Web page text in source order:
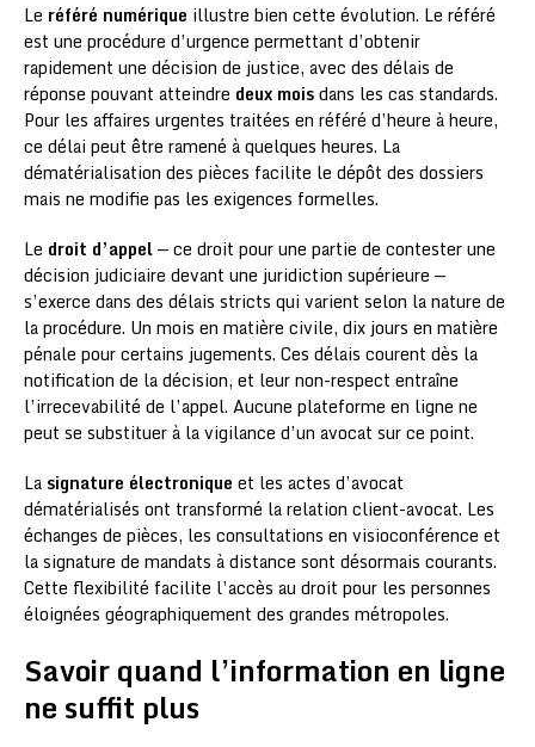
Le référé numérique illustre bien cette évolution. Le référé
est une procédure d’urgence permettant d’obtenir
rapidement une décision de justice, avec des délais de
réponse pouvant atteindre deux moisdans les cas standards.
Pour les affaires urgentes traitées en référé d’heure à heure,
ce délai peut être ramené à quelques heures. La
dématérialisation des pièces facilite le dépôt des dossiers
mais ne modifie pas les exigences formelles.
Le droit d’appel— ce droit pour une partie de contester une
décision judiciaire devant une juridiction supérieure —
s’exerce dans des délais stricts qui varient selon la nature de
la procédure. Un mois en matière civile, dix jours en matière
pénale pour certains jugements. Ces délais courent dès la
notification de la décision, et leur non-respect entraîne
l’irrecevabilité de l’appel. Aucune plateforme en ligne ne
peut se substituer à la vigilance d’un avocat sur ce point.
La signature électronique et les actes d’avocat
dématérialisés ont transformé la relation client-avocat. Les
échanges de pièces, les consultations en visioconférence et
la signature de mandats à distance sont désormais courants.
Cette flexibilité facilite l’accès au droit pour les personnes
éloignées géographiquement des grandes métropoles.
Savoir quand l’information en ligne
ne suffit plus